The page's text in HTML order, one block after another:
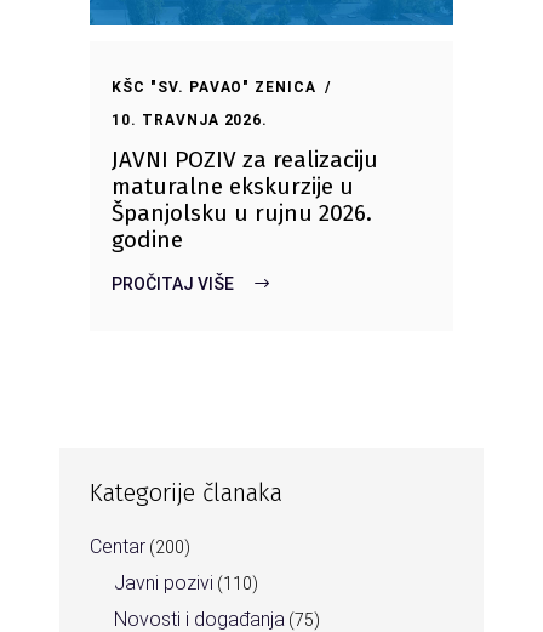
KŠC "SV. PAVAO" ZENICA
10. TRAVNJA 2026.
JAVNI POZIV za realizaciju
maturalne ekskurzije u
Španjolsku u rujnu 2026.
godine
PROČITAJ VIŠE
Kategorije članaka
Centar (200)
Javni pozivi (110)
Novosti i događanja (75)